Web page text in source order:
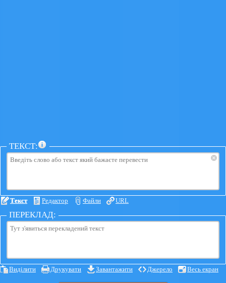
ТЕКСТ:
×
Текст Редактор Файли URL
ПЕРЕКЛАД:
Виділити Друкувати Завантажити Джерело Весь екран